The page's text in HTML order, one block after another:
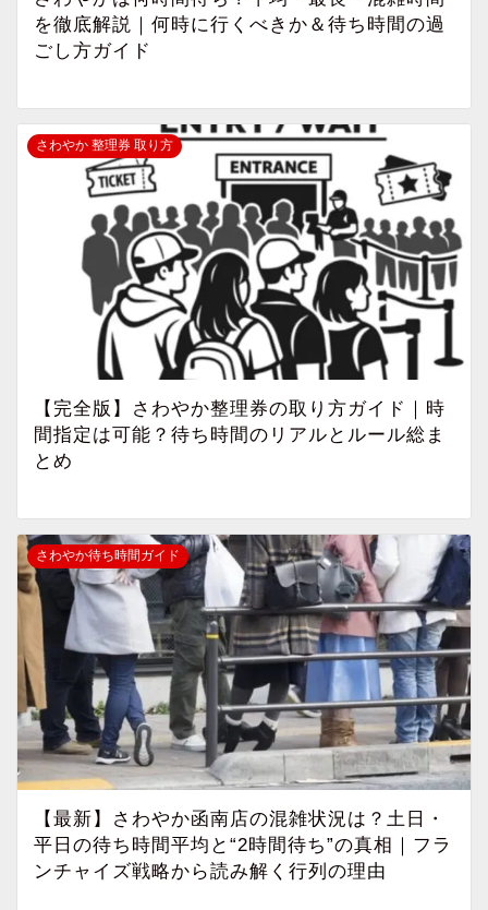
を徹底解説｜何時に行くべきか＆待ち時間の過
ごし方ガイド
さわやか 整理券 取り方
【完全版】さわやか整理券の取り方ガイド｜時
間指定は可能？待ち時間のリアルとルール総ま
とめ
さわやか待ち時間ガイド
【最新】さわやか函南店の混雑状況は？土日・
平日の待ち時間平均と“2時間待ち”の真相｜フラ
ンチャイズ戦略から読み解く行列の理由